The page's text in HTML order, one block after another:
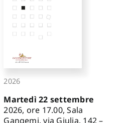
2026
Martedì 22 settembre
2026, ore 17.00, Sala
Gangemi, via Giulia, 142 –